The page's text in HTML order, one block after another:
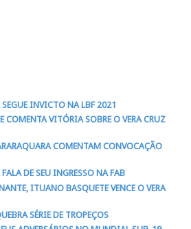
SEGUE INVICTO NA LBF 2021
COMENTA VITÓRIA SOBRE O VERA CRUZ
COMENTAM CONVOCAÇÃO
DE SEU INGRESSO NA FAB
ITUANO BASQUETE VENCE O VERA
SÉRIE DE TROPEÇOS